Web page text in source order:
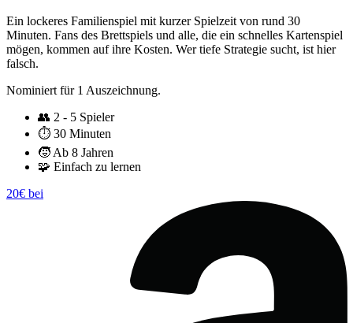
Ein lockeres Familienspiel mit kurzer Spielzeit von rund 30
Minuten. Fans des Brettspiels und alle, die ein schnelles Kartenspiel
mögen, kommen auf ihre Kosten. Wer tiefe Strategie sucht, ist hier
falsch.
Nominiert für 1 Auszeichnung.
👥 2 - 5 Spieler
⏱️ 30 Minuten
🧒 Ab 8 Jahren
🧩 Einfach zu lernen
20€ bei